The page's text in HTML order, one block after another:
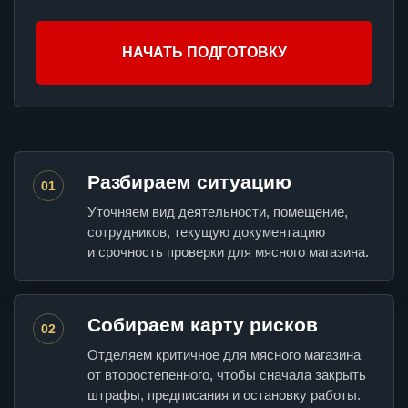
НАЧАТЬ ПОДГОТОВКУ
01 Разбираем ситуацию
Уточняем вид деятельности, помещение,
сотрудников, текущую документацию
и срочность проверки для мясного магазина.
02 Собираем карту рисков
Отделяем критичное для мясного магазина
от второстепенного, чтобы сначала закрыть
штрафы, предписания и остановку работы.